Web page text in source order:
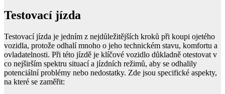
Testovací jízda
Testovací jízda je jedním z nejdůležitějších kroků při koupi ojetého
vozidla, protože odhalí mnoho o jeho technickém stavu, komfortu a
ovladatelnosti. Při této jízdě je klíčové vozidlo důkladně otestovat v
co nejširším spektru situací a jízdních režimů, aby se odhalily
potenciální problémy nebo nedostatky. Zde jsou specifické aspekty,
na které se zaměřit: